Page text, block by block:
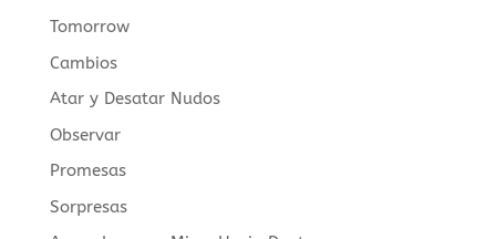
Tomorrow
Cambios
Atar y Desatar Nudos
Observar
Promesas
Sorpresas